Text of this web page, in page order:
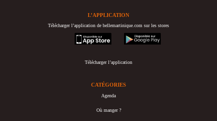
L’APPLICATION
Télécharger l’application de bellemartinique.com sur les stores
appstore
googleplay
Télécharger l’application
CATÉGORIES
Agenda
Où manger ?